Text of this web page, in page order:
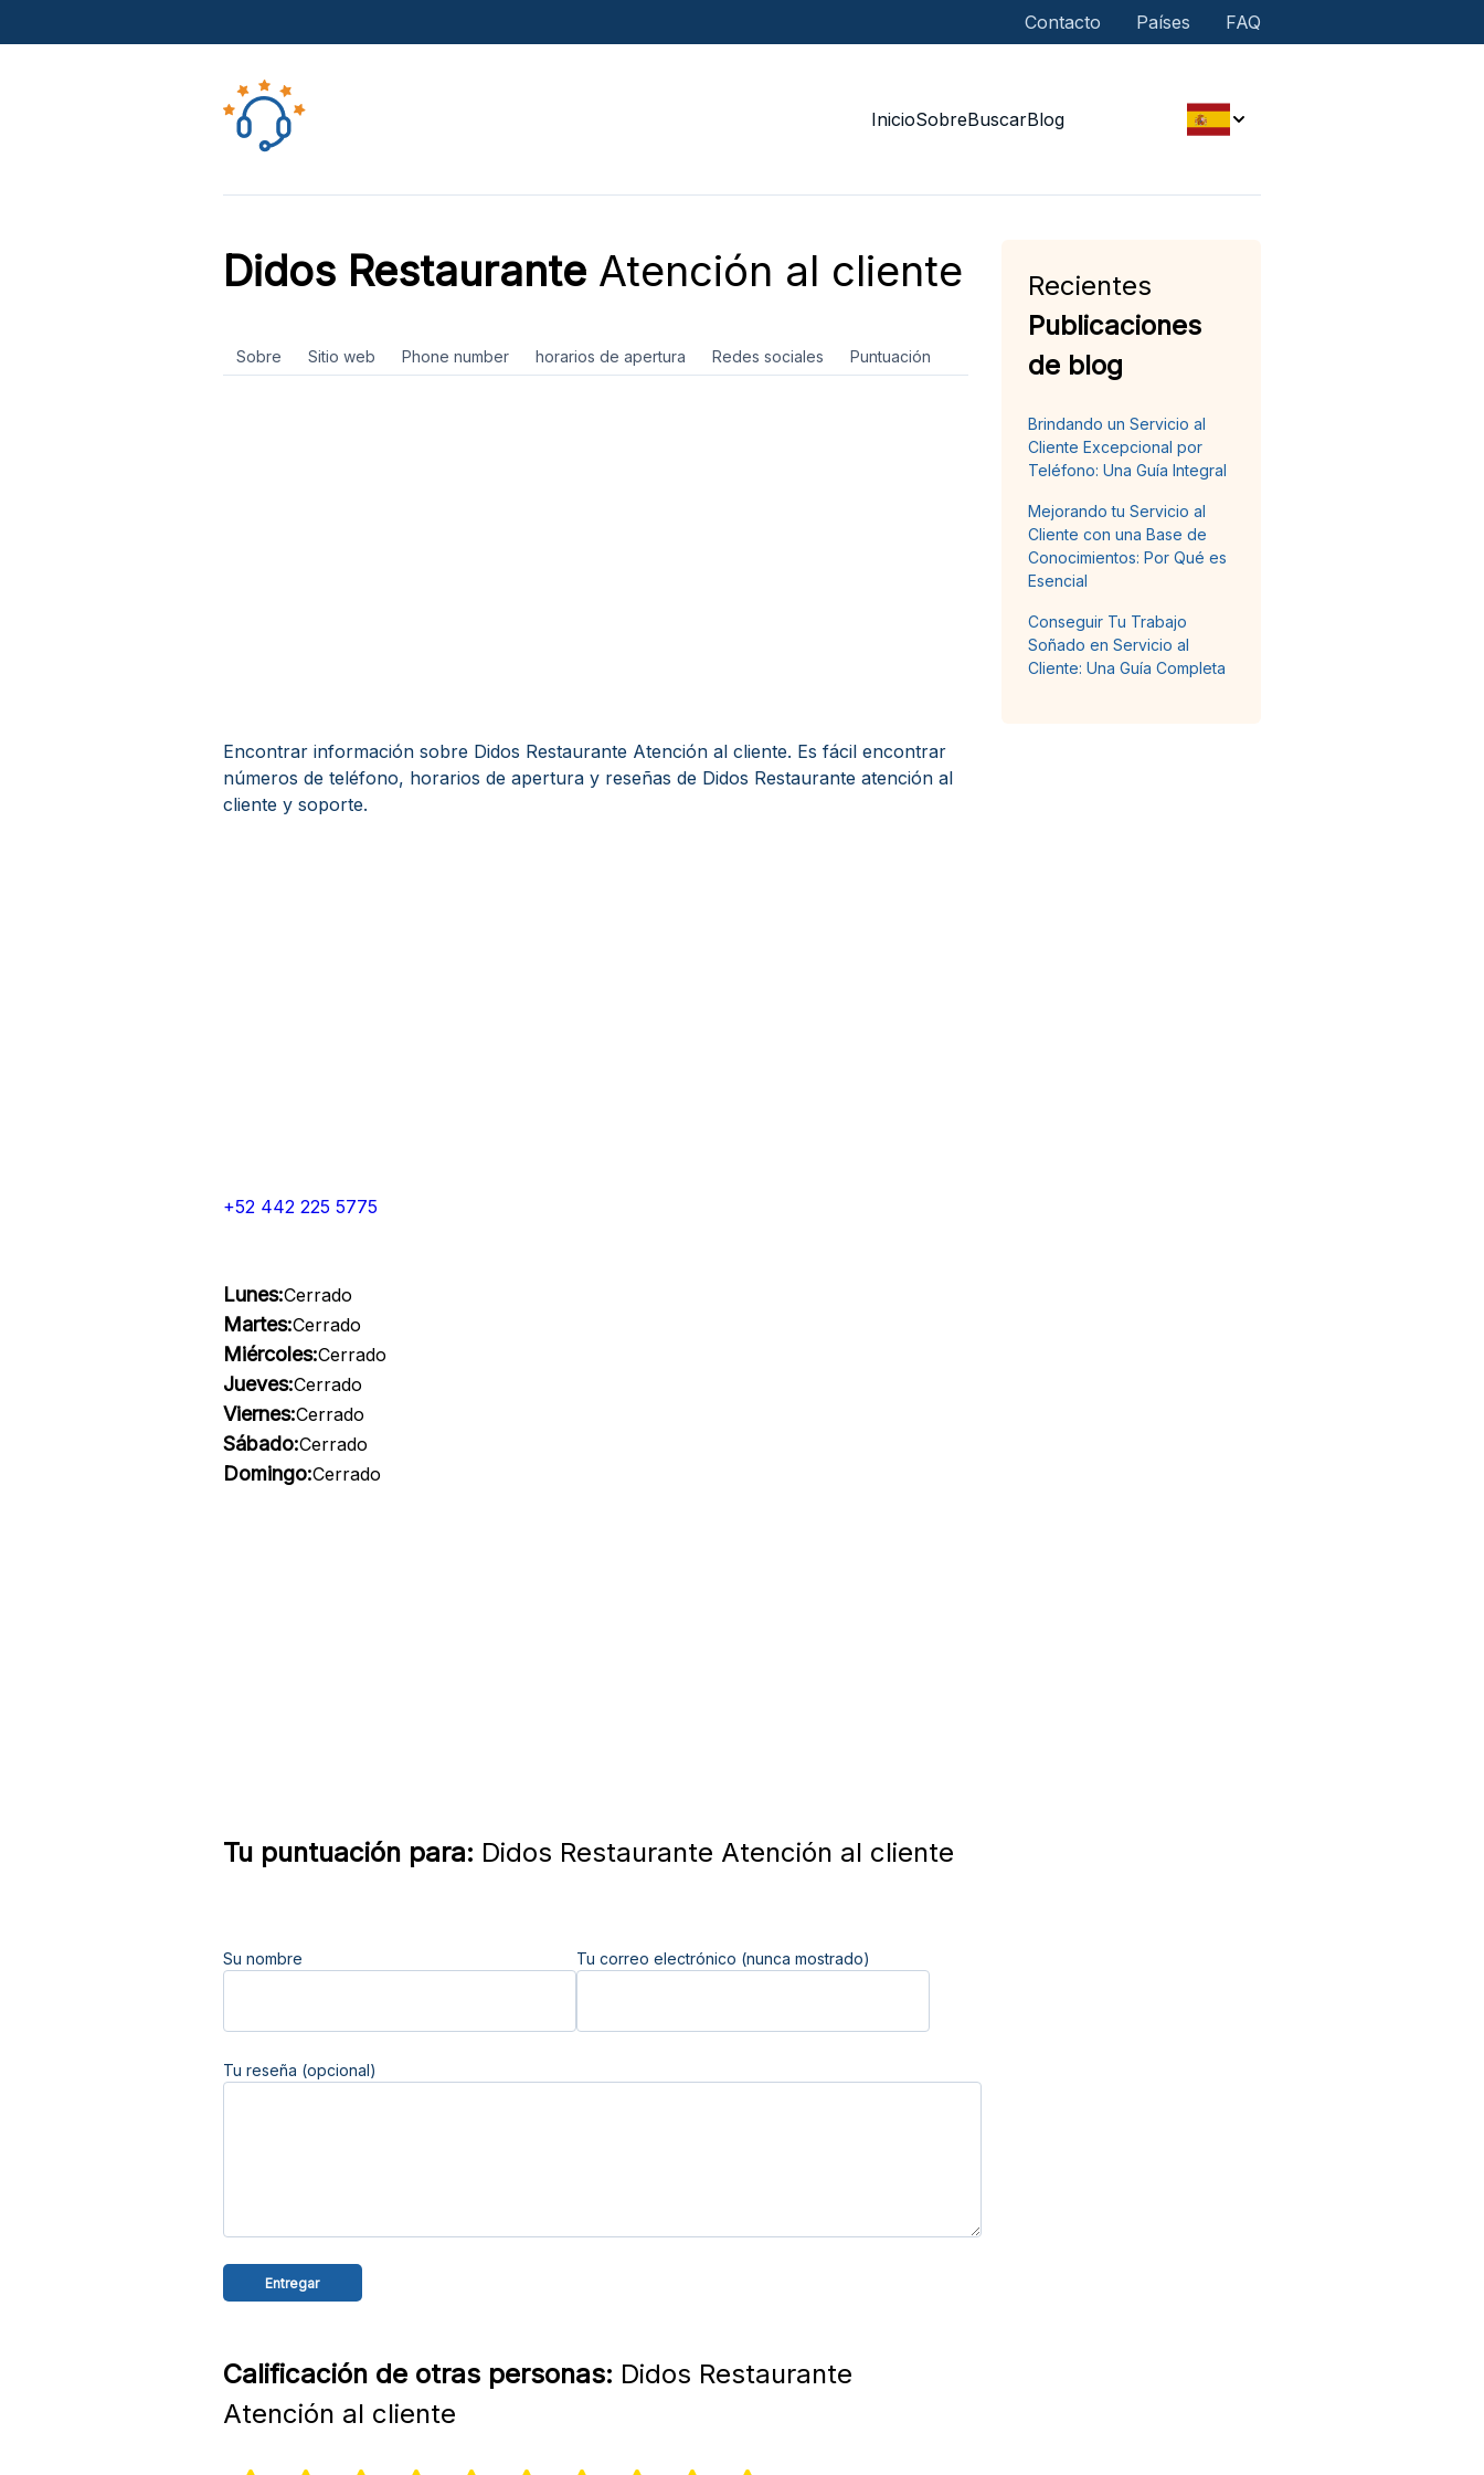
Contacto Países FAQ
InicioSobreBuscarBlog
Didos RestauranteAtención al cliente
Sobre Sitio web Phone number horarios de apertura Redes sociales Puntuación
Encontrar información sobre Didos Restaurante Atención al cliente. Es fácil encontrar
números de teléfono, horarios de apertura y reseñas de Didos Restaurante atención al
cliente y soporte.
+52 442 225 5775
Lunes:Cerrado
Martes:Cerrado
Miércoles:Cerrado
Jueves:Cerrado
Viernes:Cerrado
Sábado:Cerrado
Domingo:Cerrado
Tu puntuación para: Didos Restaurante Atención al cliente
Su nombre Tu correo electrónico (nunca mostrado)
Tu reseña (opcional)
Calificación de otras personas: Didos Restaurante
Atención al cliente
Recientes
Publicaciones
de blog
Brindando un Servicio al
Cliente Excepcional por
Teléfono: Una Guía Integral
Mejorando tu Servicio al
Cliente con una Base de
Conocimientos: Por Qué es
Esencial
Conseguir Tu Trabajo
Soñado en Servicio al
Cliente: Una Guía Completa